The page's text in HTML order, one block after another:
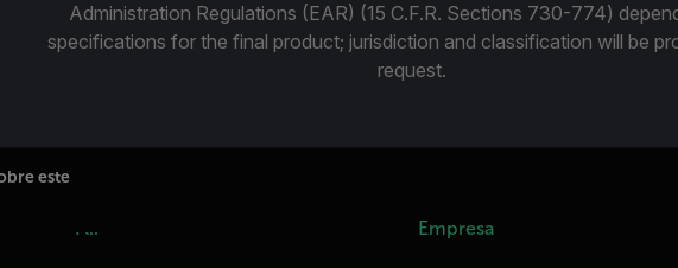
Administration Regulations (EAR) (15 C.F.R. Sections 730-774)
specifications for the final product; jurisdiction and classification will be
request.
este
Flir Empresa